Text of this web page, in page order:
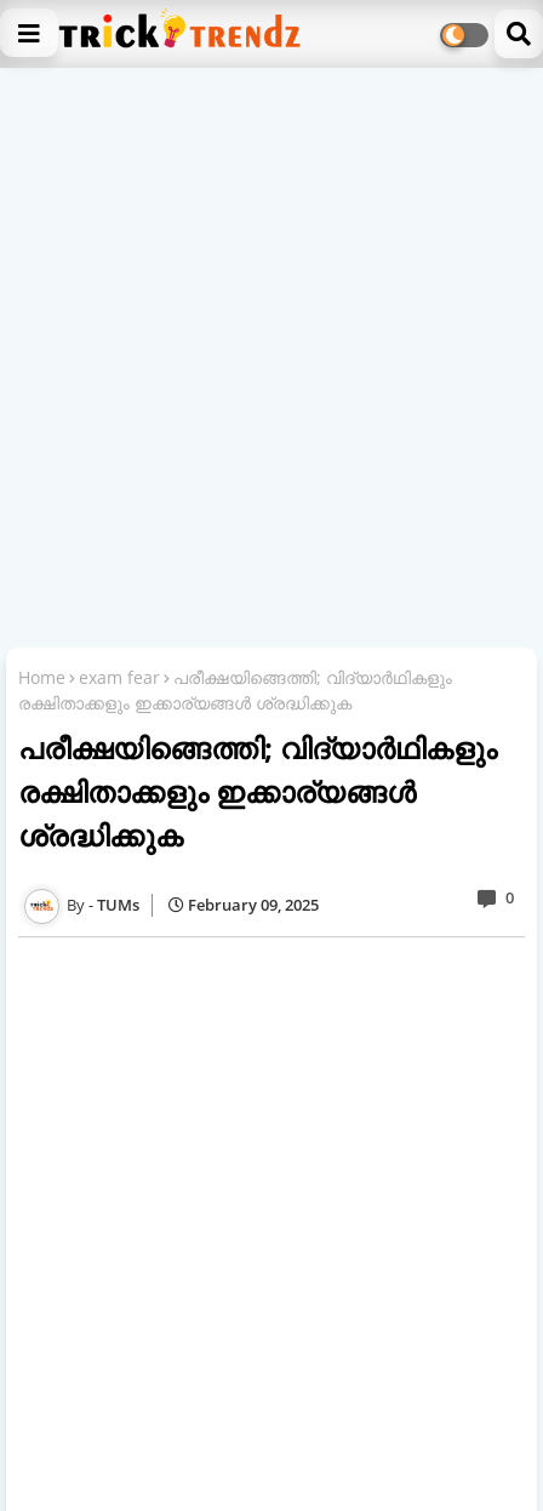
Home exam fear
പരീക്ഷയിങ്ങെത്തി; വിദ്യാർഥികളും
രക്ഷിതാക്കളും ഇക്കാര്യങ്ങൾ ശ്രദ്ധിക്കുക
പരീക്ഷയിങ്ങെത്തി; വിദ്യാർഥികളും
രക്ഷിതാക്കളും ഇക്കാര്യങ്ങൾ
ശ്രദ്ധിക്കുക
TUMs February 09, 2025 0